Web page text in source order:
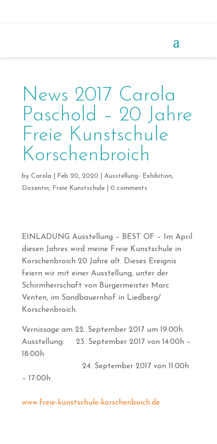
News 2017 Carola
Paschold – 20 Jahre
Freie Kunstschule
Korschenbroich
by Carola Feb 20, 2020 Ausstellung- Exhibition,
Dozentin, Freie Kunstschule| 0 comments
EINLADUNG Ausstellung – BEST OF – Im April
diesen Jahres wird meine Freie Kunstschule in
Korschenbroich 20 Jahre alt. Dieses Ereignis
feiern wir mit einer Ausstellung, unter der
Schirmherrschaft von Bürgermeister Marc
Venten, im Sandbauernhof in Liedberg/
Korschenbroich.
Vernissage am 22. September 2017 um 19:00h.
Ausstellung: 23. September 2017 von 14:00h –
18:00h
24. September 2017 von 11:00h
– 17:00h
www.freie-kunstschule-korschenboich.de